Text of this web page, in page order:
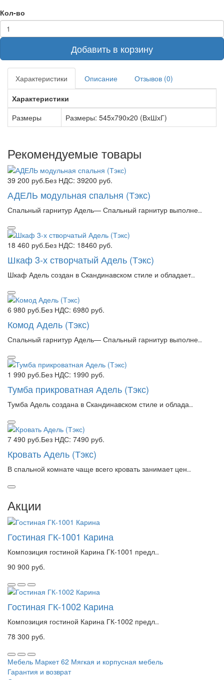
Кол-во
Добавить в корзину
Характеристики Описание
Отзывов (0)
Характеристики
Размеры
Размеры: 545х790х20 (ВхШхГ)
Рекомендуемые товары
39 200 руб.Без НДС: 39200 руб.
АДЕЛЬ модульная спальня (Тэкс)
Спальный гарнитур Адель— Спальный гарнитур выполне..
18 460 руб.Без НДС: 18460 руб.
Шкаф 3-х створчатый Адель (Тэкс)
Шкаф Адель создан в Скандинавском стиле и обладает..
6 980 руб.Без НДС: 6980 руб.
Комод Адель (Тэкс)
Спальный гарнитур Адель— Спальный гарнитур выполне..
1 990 руб.Без НДС: 1990 руб.
Тумба прикроватная Адель (Тэкс)
Тумба Адель создана в Скандинавском стиле и облада..
7 490 руб.Без НДС: 7490 руб.
Кровать Адель (Тэкс)
В спальной комнате чаще всего кровать занимает цен..
Акции
Гостиная ГК-1001 Карина
Композиция гостиной Карина ГК-1001 предл..
90 900 руб.
Гостиная ГК-1002 Карина
Композиция гостиной Карина ГК-1002 предл..
78 300 руб.
Мебель Маркет 62 Мягкая и корпусная мебель
Гарантия и возврат